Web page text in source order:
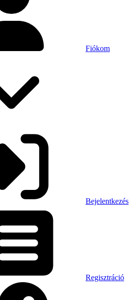
Fiókom
Bejelentkezés
Regisztráció